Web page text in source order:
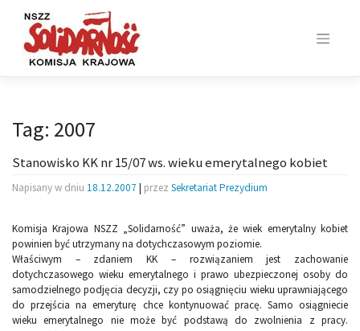
content
Tag: 2007
Stanowisko KK nr 15/07 ws. wieku emerytalnego kobiet
Napisany w dniu 18.12.2007 | przez Sekretariat Prezydium
Komisja Krajowa NSZZ „Solidarność” uważa, że wiek emerytalny kobiet
powinien być utrzymany na dotychczasowym poziomie.
Właściwym – zdaniem KK – rozwiązaniem jest zachowanie
dotychczasowego wieku emerytalnego i prawo ubezpieczonej osoby do
samodzielnego podjęcia decyzji, czy po osiągnięciu wieku uprawniającego
do przejścia na emeryturę chce kontynuować pracę. Samo osiągniecie
wieku emerytalnego nie może być podstawą do zwolnienia z pracy.